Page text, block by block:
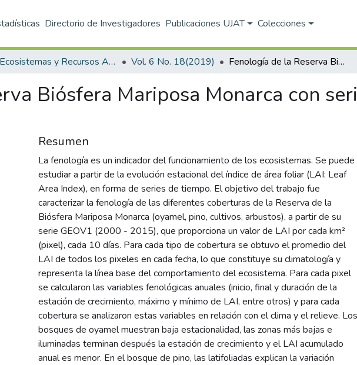
Directorio de Investigadores Publicaciones UJAT Colecciones
Ecosistemas y Recursos Agropecuarios Vol. 6 No. 18(2019) Fenología de la Reserva Biósfera Mariposa Monarca con series de índice de área foliar
Biósfera Mariposa Monarca con
Resumen
La fenología es un indicador del funcionamiento de los ecosistemas. Se puede
estudiar a partir de la evolución estacional del índice de área foliar (LAI: Leaf
Area Index), en forma de series de tiempo. El objetivo del trabajo fue
caracterizar la fenología de las diferentes coberturas de la Reserva de la
Biósfera Mariposa Monarca (oyamel, pino, cultivos, arbustos), a partir de su
serie GEOV1 (2000 - 2015), que proporciona un valor de LAI por cada km²
(pixel), cada 10 días. Para cada tipo de cobertura se obtuvo el promedio del
LAI de todos los pixeles en cada fecha, lo que constituye su climatología y
representa la línea base del comportamiento del ecosistema. Para cada pixel
se calcularon las variables fenológicas anuales (inicio, final y duración de la
estación de crecimiento, máximo y mínimo de LAI, entre otros) y para cada
cobertura se analizaron estas variables en relación con el clima y el relieve. Los
bosques de oyamel muestran baja estacionalidad, las zonas más bajas e
iluminadas terminan después la estación de crecimiento y el LAI acumulado
anual es menor. En el bosque de pino, las latifoliadas explican la variación